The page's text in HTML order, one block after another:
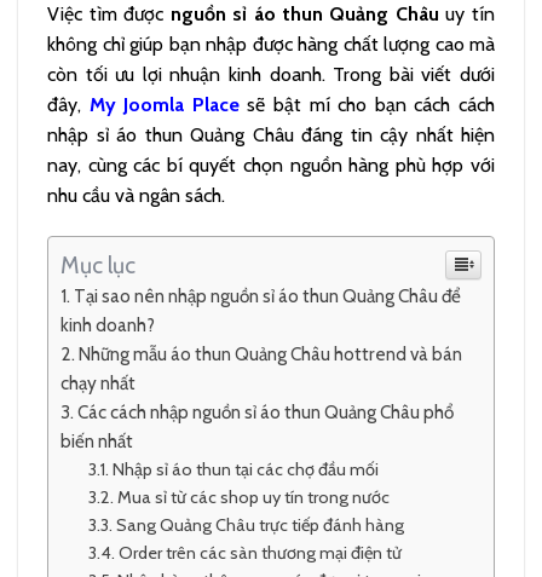
Việc tìm được nguồn sỉ áo thun Quảng Châu uy tín
không chỉ giúp bạn nhập được hàng chất lượng cao mà
còn tối ưu lợi nhuận kinh doanh. Trong bài viết dưới
đây, My Joomla Placesẽ bật mí cho bạn cách cách
nhập sỉ áo thun Quảng Châu đáng tin cậy nhất hiện
nay, cùng các bí quyết chọn nguồn hàng phù hợp với
nhu cầu và ngân sách.
Mục lục
Tại sao nên nhập nguồn sỉ áo thun Quảng Châu để
kinh doanh?
Những mẫu áo thun Quảng Châu hottrend và bán
chạy nhất
Các cách nhập nguồn sỉ áo thun Quảng Châu phổ
biến nhất
Nhập sỉ áo thun tại các chợ đầu mối
Mua sỉ từ các shop uy tín trong nước
Sang Quảng Châu trực tiếp đánh hàng
Order trên các sàn thương mại điện tử